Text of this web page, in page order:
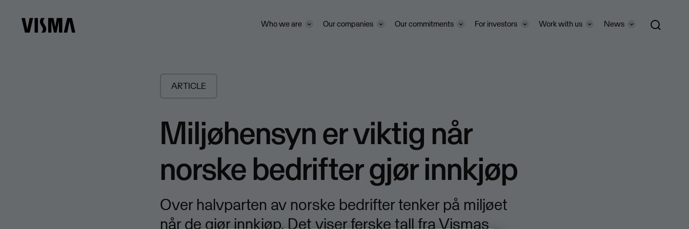
Who we are Our companies Our commitments For investors Work with us News
ARTICLE
Miljøhensyn er viktig når
norske bedrifter gjør innkjøp
Over halvparten av norske bedrifter tenker på miljøet
når de gjør innkjøp. Det viser ferske tall fra Vismas